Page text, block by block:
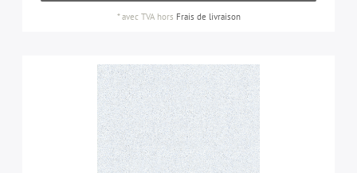
*avec TVAhors Frais de livraison